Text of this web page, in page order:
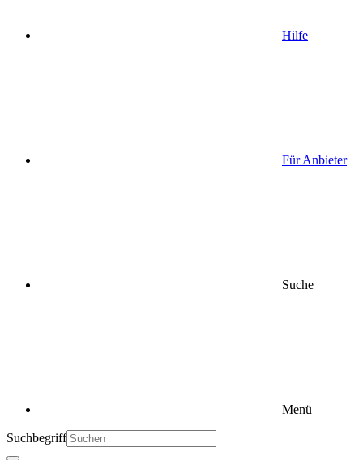
Hilfe
Für Anbieter
Suche
Menü
Suchbegriff